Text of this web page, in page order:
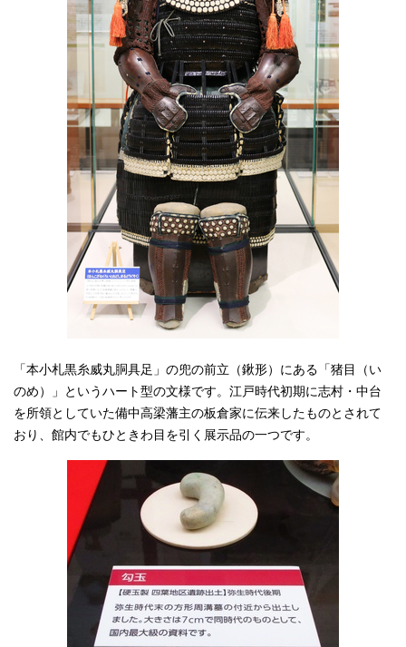
「本小札黒糸威丸胴具足」の兜の前立（鍬形）にある「猪目（い
のめ）」というハート型の文様です。江戸時代初期に志村・中台
を所領としていた備中高梁藩主の板倉家に伝来したものとされて
おり、館内でもひときわ目を引く展示品の一つです。